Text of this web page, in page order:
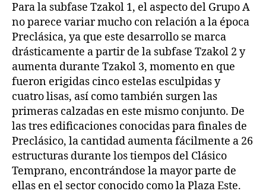
Para la subfase Tzakol 1, el aspecto del Grupo A
no parece variar mucho con relación a la época
Preclásica, ya que este desarrollo se marca
drásticamente a partir de la subfase Tzakol 2 y
aumenta durante Tzakol 3, momento en que
fueron erigidas cinco estelas esculpidas y
cuatro lisas, así como también surgen las
primeras calzadas en este mismo conjunto. De
las tres edificaciones conocidas para finales de
Preclásico, la cantidad aumenta fácilmente a 26
estructuras durante los tiempos del Clásico
Temprano, encontrándose la mayor parte de
ellas en el sector conocido como la Plaza Este.